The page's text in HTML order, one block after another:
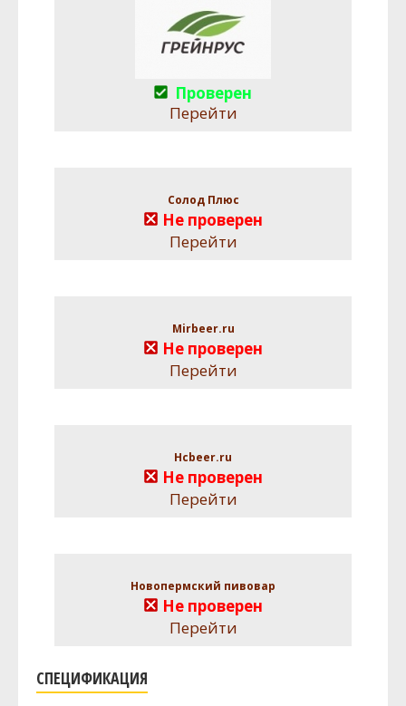
Проверен
Перейти
Солод Плюс
Не проверен
Перейти
Mirbeer.ru
Не проверен
Перейти
Hcbeer.ru
Не проверен
Перейти
Новопермский пивовар
Не проверен
Перейти
СПЕЦИФИКАЦИЯ